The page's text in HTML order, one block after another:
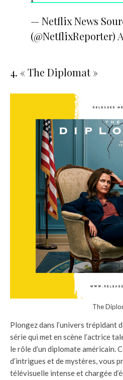
— Netflix News
(@NetflixReporter)
4. « The Diplomat »
The
Plongez dans l’univers trépidant
série qui met en scène l’actrice
le rôle d’un diplomate américain.
d’intrigues et de mystères, vous
télévisuelle intense et chargée